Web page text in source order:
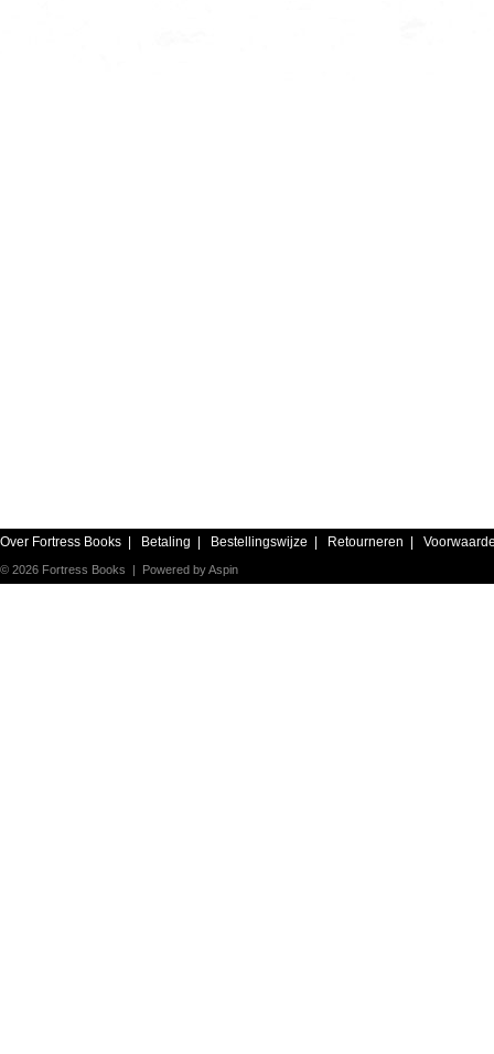
Over Fortress Books Betaling Bestellingswijze Retourneren
© 2026 Fortress Books | Powered byAspin